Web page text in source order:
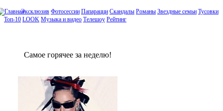
Эксклюзив Фотосессии Папарацци Скандалы Романы Звездные семьи Тусовки
Топ-10 LOOK Музыка и видео Телешоу Рейтинг
Сaмое гoрячее за неделю!